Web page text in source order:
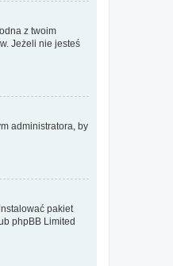
z twoim
Jeżeli nie jesteś
administratora, by
pakiet
phpBB Limited